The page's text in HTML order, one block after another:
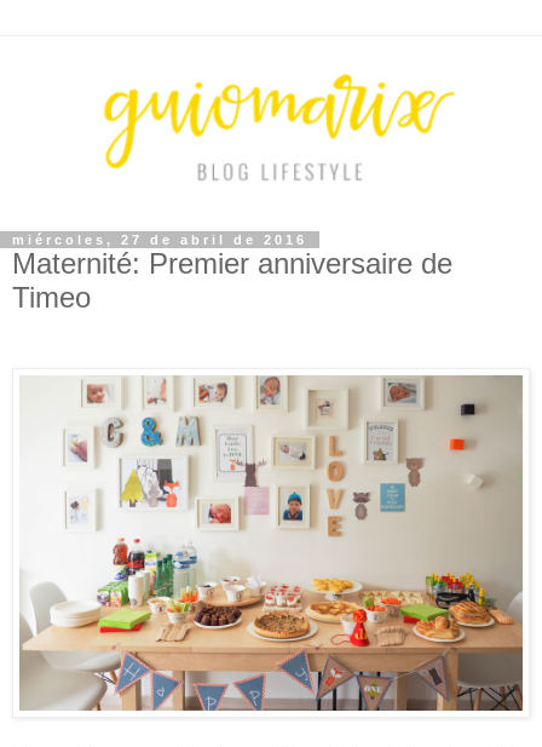
miércoles, 27 de abril de 2016
Maternité: Premier anniversaire de
Timeo